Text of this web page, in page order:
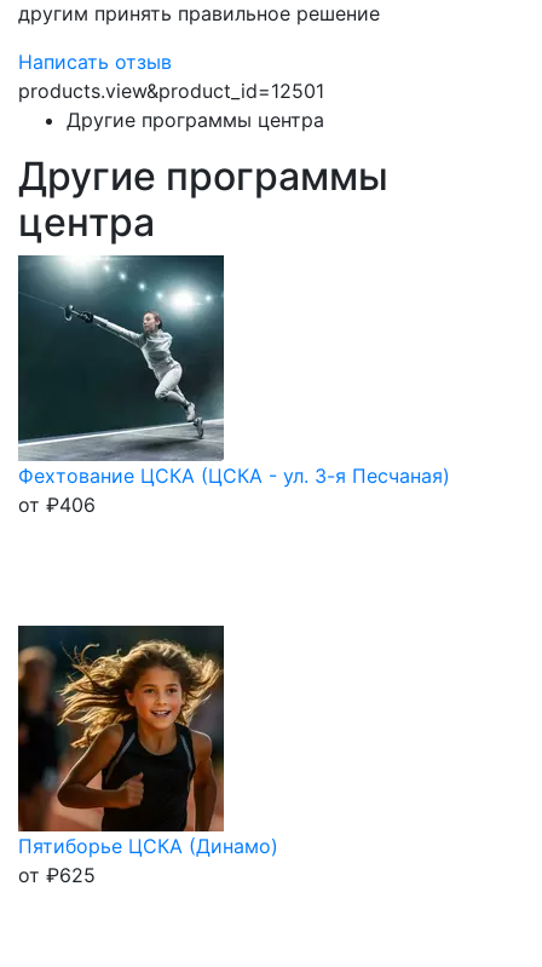
другим принять правильное решение
Написать отзыв
products.view&product_id=12501
Другие программы центра
Другие программы
центра
Фехтование ЦСКА (ЦСКА - ул. 3-я Песчаная)
от ₽406
Пятиборье ЦСКА (Динамо)
от ₽625